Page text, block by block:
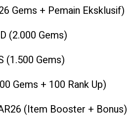
Gems + Pemain Eksklusif)
(2.000 Gems)
(1.500 Gems)
Gems + 100 Rank Up)
(Item Booster + Bonus)